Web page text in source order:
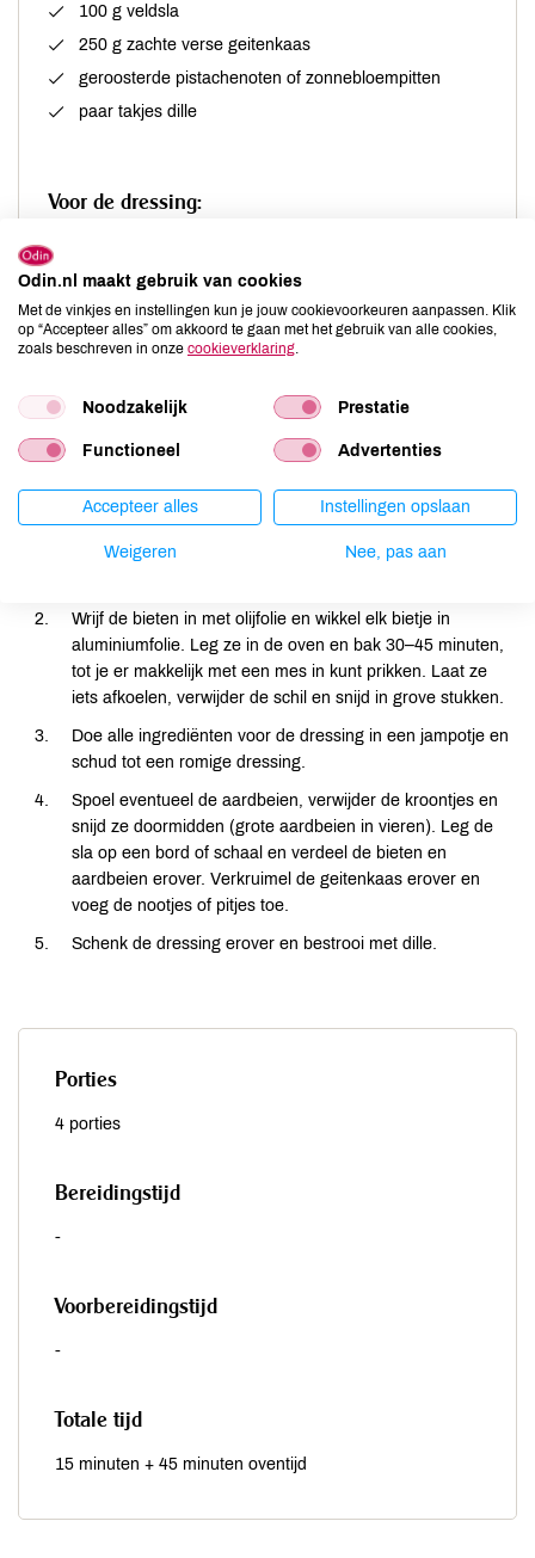
100 g veldsla
250 g zachte verse geitenkaas
geroosterde pistachenoten of zonnebloempitten
paar takjes dille
Voor de dressing:
1 tl mosterd
4 el olijfolie
1 el citroensap
Bereiding
Wrijf de bieten in met olijfolie en wikkel elk bietje in
aluminiumfolie. Leg ze in de oven en bak 30–45 minuten,
tot je er makkelijk met een mes in kunt prikken. Laat ze
iets afkoelen, verwijder de schil en snijd in grove stukken.
Doe alle ingrediënten voor de dressing in een jampotje en
schud tot een romige dressing.
Spoel eventueel de aardbeien, verwijder de kroontjes en
snijd ze doormidden (grote aardbeien in vieren). Leg de
sla op een bord of schaal en verdeel de bieten en
aardbeien erover. Verkruimel de geitenkaas erover en
voeg de nootjes of pitjes toe.
Schenk de dressing erover en bestrooi met dille.
Porties
4 porties
Bereidingstijd
-
Voorbereidingstijd
-
Totale tijd
15 minuten + 45 minuten oventijd
Odin.nl maakt gebruik van cookies
Met de vinkjes en instellingen kun je jouw cookievoorkeuren aanpassen. Klik
op “Accepteer alles” om akkoord te gaan met het gebruik van alle cookies,
zoals beschreven in onze cookieverklaring.
Noodzakelijk Prestatie
Functioneel Advertenties
Accepteer alles Instellingen opslaan
Weigeren Nee, pas aan